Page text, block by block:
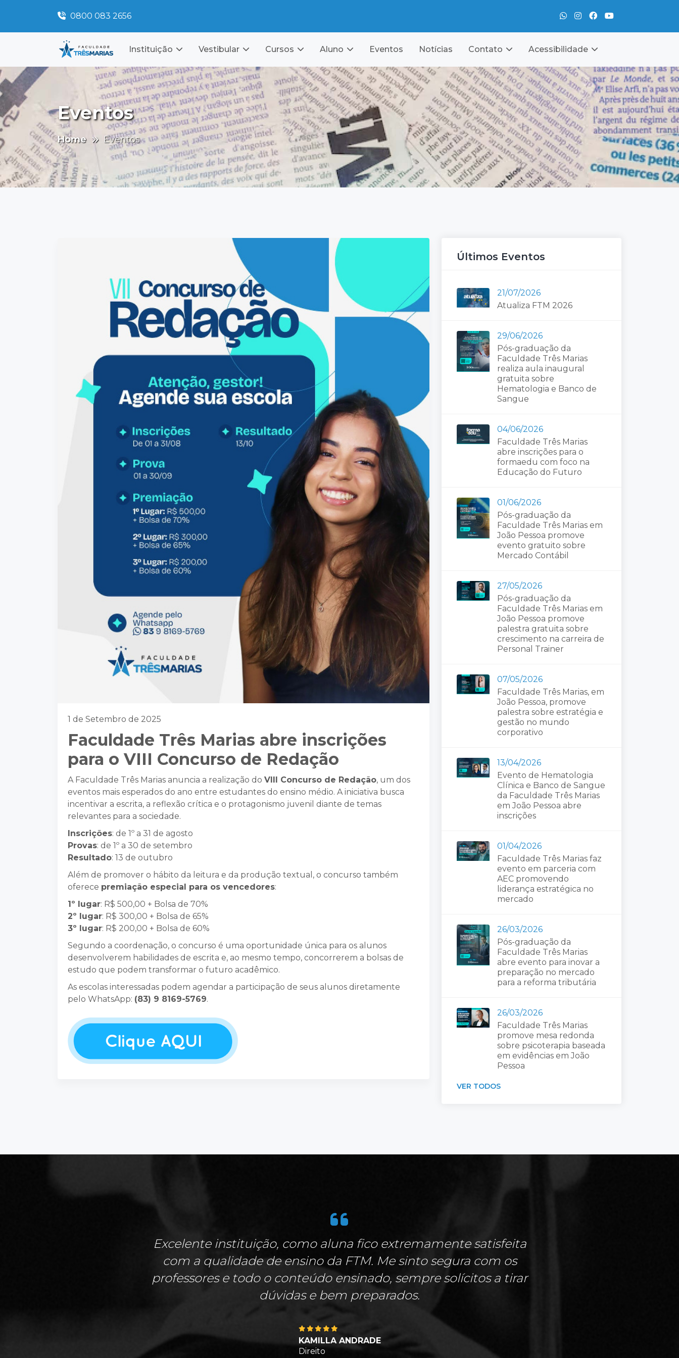
0800 083 2656
Instituição Vestibular Cursos Aluno Eventos Notícias Contato Acessibilidade
Eventos
Home Eventos
1 de Setembro de 2025
Faculdade Três Marias abre inscrições
para o VIII Concurso de Redação
A Faculdade Três Marias anuncia a realização do VIII Concurso de Redação, um dos
eventos mais esperados do ano entre estudantes do ensino médio. A iniciativa busca
incentivar a escrita, a reflexão crítica e o protagonismo juvenil diante de temas
relevantes para a sociedade.
Inscrições: de 1º a 31 de agosto
Provas: de 1º a 30 de setembro
Resultado: 13 de outubro
Além de promover o hábito da leitura e da produção textual, o concurso também
oferece premiação especial para os vencedores:
1º lugar: R$ 500,00 + Bolsa de 70%
2º lugar: R$ 300,00 + Bolsa de 65%
3º lugar: R$ 200,00 + Bolsa de 60%
Segundo a coordenação, o concurso é uma oportunidade única para os alunos
desenvolverem habilidades de escrita e, ao mesmo tempo, concorrerem a bolsas de
estudo que podem transformar o futuro acadêmico.
As escolas interessadas podem agendar a participação de seus alunos diretamente
pelo WhatsApp: (83) 9 8169-5769.
Últimos Eventos
21/07/2026
Atualiza FTM 2026
29/06/2026
Pós-graduação da
Faculdade Três Marias
realiza aula inaugural
gratuita sobre
Hematologia e Banco de
Sangue
04/06/2026
Faculdade Três Marias
abre inscrições para o
formaedu com foco na
Educação do Futuro
01/06/2026
Pós-graduação da
Faculdade Três Marias em
João Pessoa promove
evento gratuito sobre
Mercado Contábil
27/05/2026
Pós-graduação da
Faculdade Três Marias em
João Pessoa promove
palestra gratuita sobre
crescimento na carreira de
Personal Trainer
07/05/2026
Faculdade Três Marias, em
João Pessoa, promove
palestra sobre estratégia e
gestão no mundo
corporativo
13/04/2026
Evento de Hematologia
Clínica e Banco de Sangue
da Faculdade Três Marias
em João Pessoa abre
inscrições
01/04/2026
Faculdade Três Marias faz
evento em parceria com
AEC promovendo
liderança estratégica no
mercado
26/03/2026
Pós-graduação da
Faculdade Três Marias
abre evento para inovar a
preparação no mercado
para a reforma tributária
26/03/2026
Faculdade Três Marias
promove mesa redonda
sobre psicoterapia baseada
em evidências em João
Pessoa
VER TODOS
Excelente instituição, como aluna fico extremamente satisfeita
com a qualidade de ensino da FTM. Me sinto segura com os
professores e todo o conteúdo ensinado, sempre solícitos a tirar
dúvidas e bem preparados.
KAMILLA ANDRADE
Direito